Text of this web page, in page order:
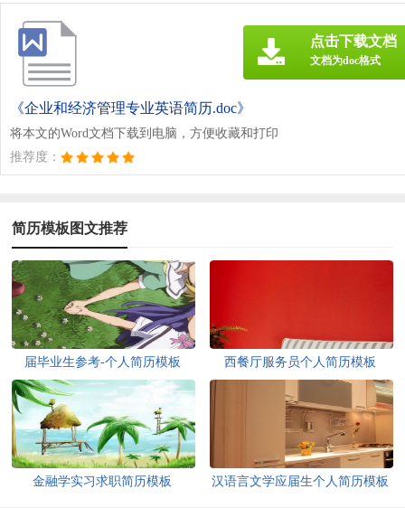
《企业和经济管理专业英语简历.doc》
将本文的Word文档下载到电脑，方便收藏和打印
推荐度：
点击下载文档
文档为doc格式
简历模板图文推荐
届毕业生参考-个人简历模板
（一）
西餐厅服务员个人简历模板
金融学实习求职简历模板 汉语言文学应届生个人简历模板